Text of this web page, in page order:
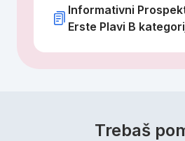
Informativni
Erste Plavi B
Trebaš